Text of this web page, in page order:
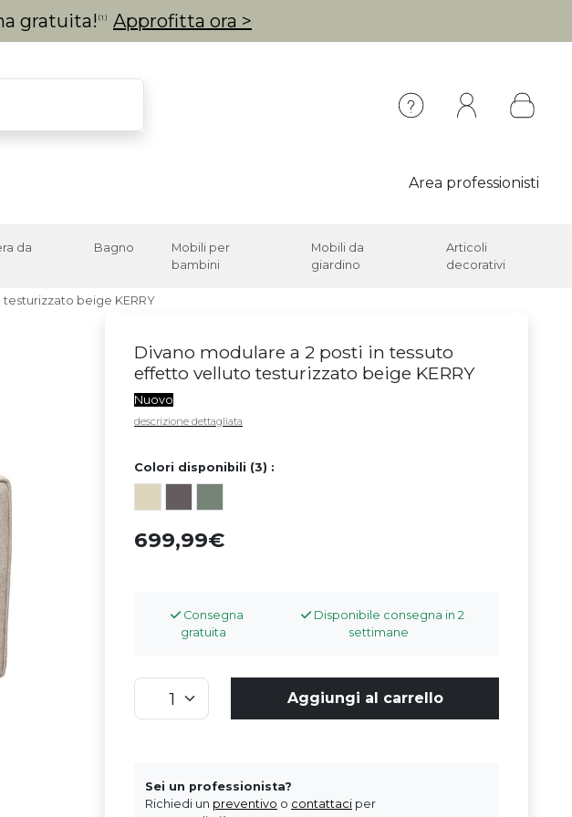
gratuita! (1) Approfitta ora >
Area professionisti
da
Bagno
Mobili per
bambini
Mobili da
giardino
Articoli
decorativi
beige KERRY
Divano modulare a 2 posti in tessuto
effetto velluto testurizzato beige KERRY
Nuovo
descrizione dettagliata
Colori disponibili (3) :
699,99
Consegna
gratuita
Disponibile consegna in 2
settimane
Aggiungi al carrello
Sei un professionista?
Richiedi un preventivo o contattaci per